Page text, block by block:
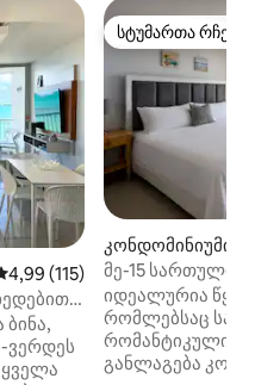
შეფასებაა 5‑დან
4,99 (115)
ვერდეს
სტუმართა
სტუმართა
კონდომინიუმი
ა)
მე-15 სართულის
კონდომინიუმი
იდეალურია
რომლებსაც
რომანტიკული
განლაგება